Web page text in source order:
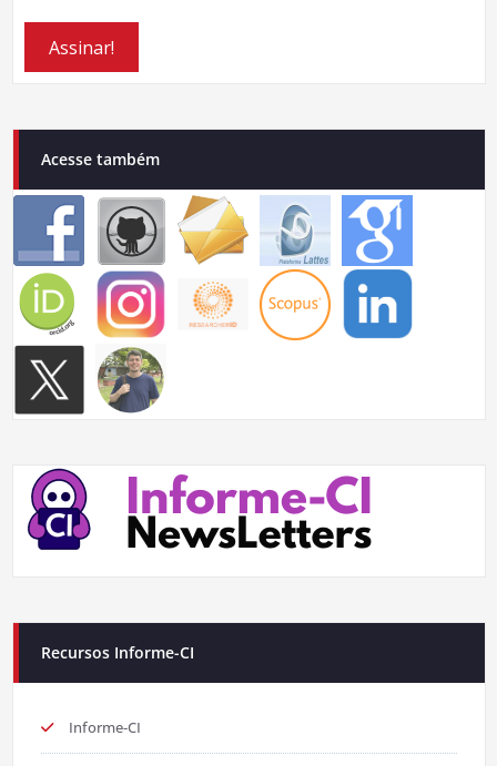
Acesse também
Recursos Informe-CI
Informe-CI